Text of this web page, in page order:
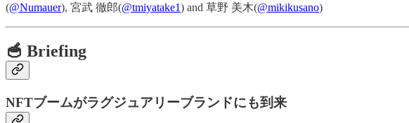
(@Numauer), 宮武 徹郎(@tmiyatake1) and 草野 美木(@mikikusano)
🥣 Briefing
NFTブームがラグジュアリーブランドにも到来